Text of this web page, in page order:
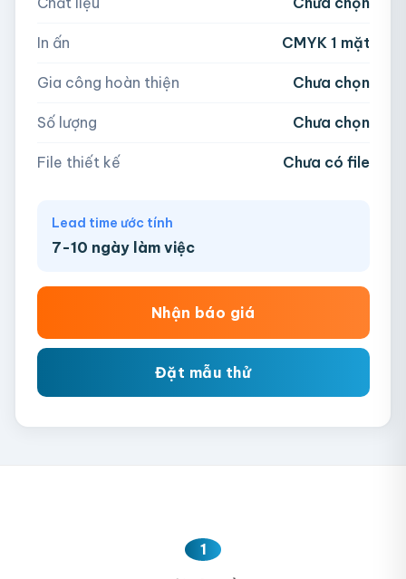
Hoặc nhập số lượng:
− + hộp
AI, PDF, EPS, PSD, PNG, JPG (tối đa 50MB)
In ấn CMYK 1 mặt
Gia công hoàn thiện Chưa chọn
Số lượng Chưa chọn
File thiết kế Chưa có file
Lead time ước tính
7-10 ngày làm việc
Nhận báo giá
Đặt mẫu thử
1